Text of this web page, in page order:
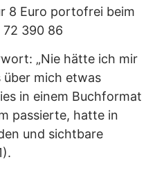
8 Euro portofrei beim
72 390 86
„Nie hätte ich mir
über mich etwas
in einem Buchformat
passierte, hatte in
und sichtbare